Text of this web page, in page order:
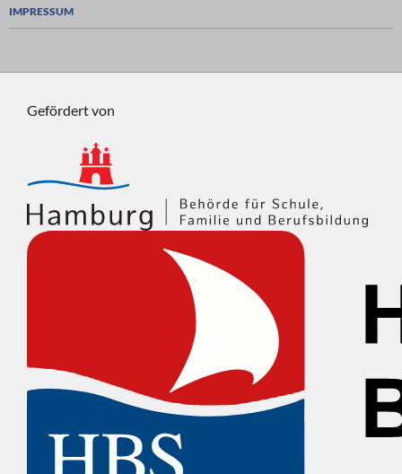
IMPRESSUM
Gefördert von